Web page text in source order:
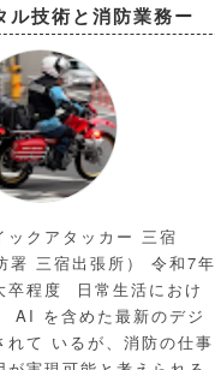
ル技術と消防業務ー
ックアタッカー 三宿
署 三宿出張所） 令和7年
程度 日常生活におけ
AI を含めた最新のデジ
れて いるが、消防の仕事